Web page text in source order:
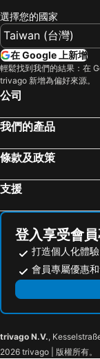
彌敦酒店
君怡酒店
Dorsett Kwun Tong,
Mini Central
歷山酒店
富薈馬頭圍酒店
Silka Tsuen Wan,
Hotel Ease Tsuen
Ovolo Central
The Murray, Hong Kong, a
木的地酒店 - 中環店
The Mercer
羅湖口岸
南山區
九龍站
蘭桂坊
大三巴牌坊
珠海長隆國際海洋
將軍澳
廟街夜市
九龍城
廣州站
廣州東站
新界
匯豐銀行大廈
選擇您的國家
在 Google 上新增
輕鬆找到我們的結果：在
trivago 新增為偏好來源。
公司
我們的產品
條款及政策
支援
登入享受會
打造個人化體驗
會員專屬優惠
trivago N.V.,
2026 trivago | 版權所有。